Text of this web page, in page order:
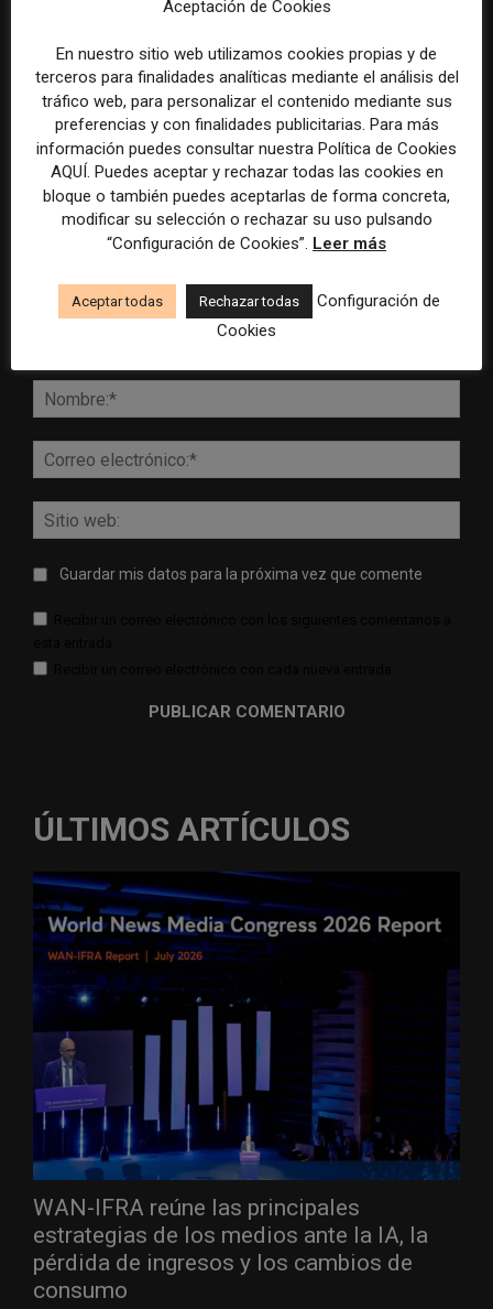
DEJA UNA RESPUESTA
Comentario:
web:
Guardar mis datos para la próxima vez que comente
ÚLTIMOS ARTÍCULOS
WAN-IFRA reúne las principales
estrategias de los medios ante la IA, la
pérdida de ingresos y los cambios de
consumo
Aceptación de Cookies
En nuestro sitio web utilizamos cookies propias y de
terceros para finalidades analíticas mediante el análisis del
tráfico web, para personalizar el contenido mediante sus
preferencias y con finalidades publicitarias. Para más
información puedes consultar nuestra Política de Cookies
AQUÍ. Puedes aceptar y rechazar todas las cookies en
bloque o también puedes aceptarlas de forma concreta,
modificar su selección o rechazar su uso pulsando
“Configuración de Cookies”. Leer más
Aceptar todas Rechazar todas
Configuración de
Cookies